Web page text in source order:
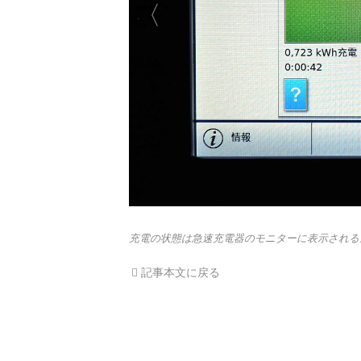
充電の状態は急速充電器のモニターに表示され
記事本文に戻る